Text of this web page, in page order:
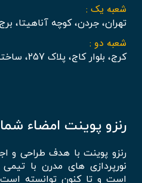
شعبه یک :
تهران، جردن، کوچه آناهیتا،
شعبه دو :
کرج، بلوار کاج، پلاک 257، ساختمان الماس، طبقه چهارم
رنزو پوینت امضاء
رنزو پوینت با هدف طراحی و
نورپردازی های مدرن با
است و تا کنون توانسته است